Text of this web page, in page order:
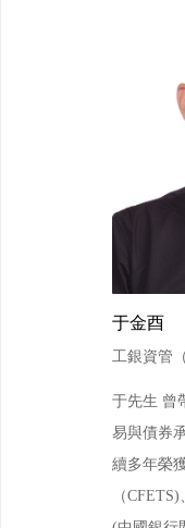
于金酉
工銀資管
于先生 曾
易與債券
續多年榮
（